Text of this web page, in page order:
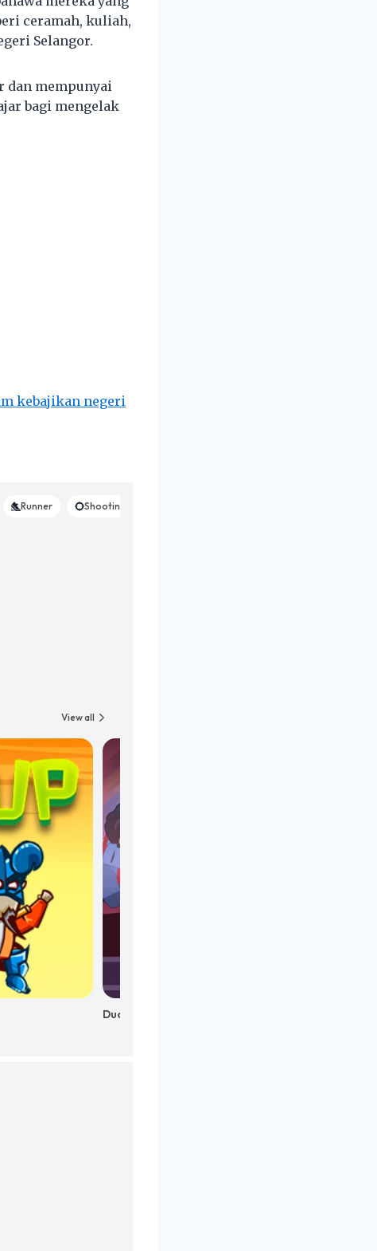
ceramah, kuliah,
Selangor.
dan mempunyai
bagi mengelak
kebajikan negeri